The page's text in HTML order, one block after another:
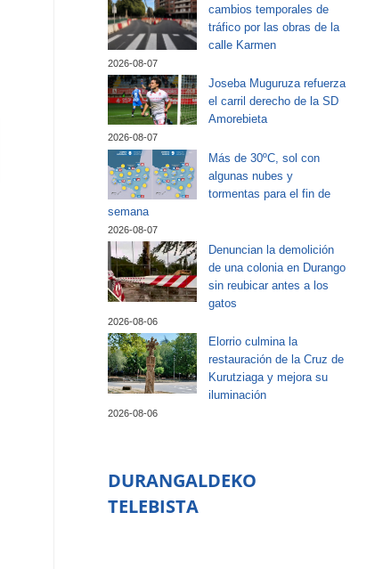
cambios temporales de
tráfico por las obras de la
calle Karmen
2026-08-07
Joseba Muguruza refuerza
el carril derecho de la SD
Amorebieta
2026-08-07
Más de 30ºC, sol con
algunas nubes y
tormentas para el fin de
semana
2026-08-07
Denuncian la demolición
de una colonia en Durango
sin reubicar antes a los
gatos
2026-08-06
Elorrio culmina la
restauración de la Cruz de
Kurutziaga y mejora su
iluminación
2026-08-06
DURANGALDEKO
TELEBISTA